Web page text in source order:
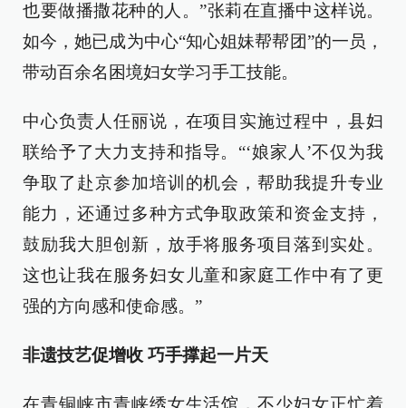
也要做播撒花种的人。”张莉在直播中这样说。
如今，她已成为中心“知心姐妹帮帮团”的一员，
带动百余名困境妇女学习手工技能。
中心负责人任丽说，在项目实施过程中，县妇
联给予了大力支持和指导。“‘娘家人’不仅为我
争取了赴京参加培训的机会，帮助我提升专业
能力，还通过多种方式争取政策和资金支持，
鼓励我大胆创新，放手将服务项目落到实处。
这也让我在服务妇女儿童和家庭工作中有了更
强的方向感和使命感。”
非遗技艺促增收 巧手撑起一片天